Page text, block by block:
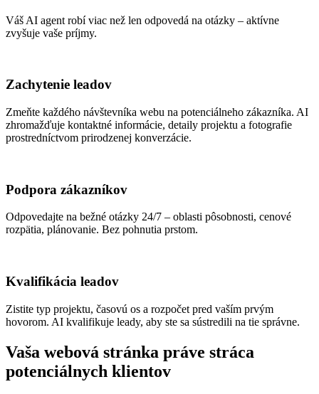
Váš AI agent robí viac než len odpovedá na otázky – aktívne
zvyšuje vaše príjmy.
Zachytenie leadov
Zmeňte každého návštevníka webu na potenciálneho zákazníka. AI
zhromažďuje kontaktné informácie, detaily projektu a fotografie
prostredníctvom prirodzenej konverzácie.
Podpora zákazníkov
Odpovedajte na bežné otázky 24/7 – oblasti pôsobnosti, cenové
rozpätia, plánovanie. Bez pohnutia prstom.
Kvalifikácia leadov
Zistite typ projektu, časovú os a rozpočet pred vaším prvým
hovorom. AI kvalifikuje leady, aby ste sa sústredili na tie správne.
Vaša webová stránka práve stráca
potenciálnych klientov